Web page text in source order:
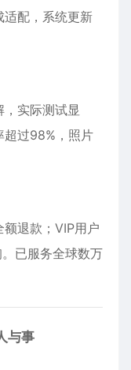
适配，系统更新
实际测试显
超过98%，照片
退款；VIP用户
已服务全球数万
与事